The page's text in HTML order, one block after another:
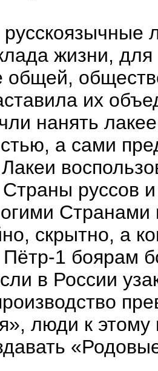
жизни,
общей,
их
нанять
а сами
руссов
Странами
скрытно, а
Пётр-1 боярам
в России
люди к